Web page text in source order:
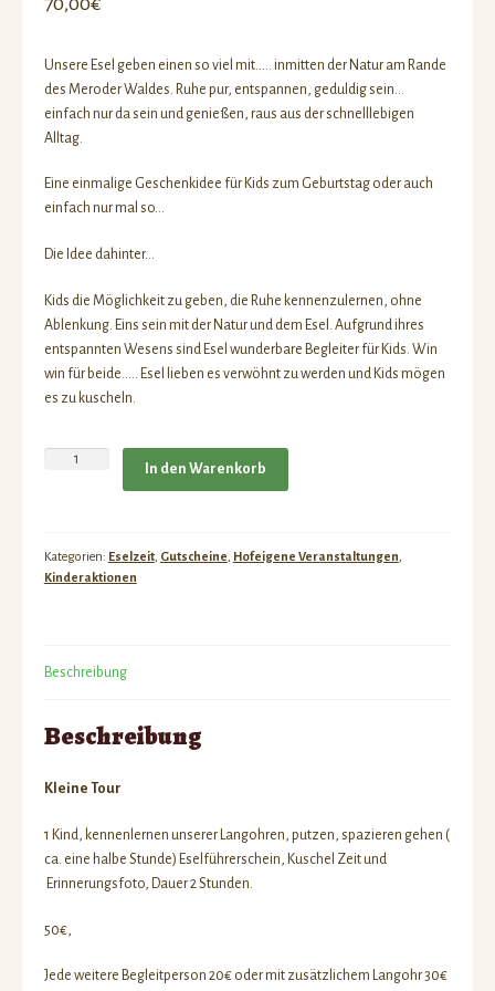
Kriegerhof
Schulobst/Schulmilch
Kontakt
Unsere Esel geben einen so viel mit….. inmitten der Natur am Rande
des Meroder Waldes. Ruhe pur, entspannen, geduldig sein…
einfach nur da sein und genießen, raus aus der schnelllebigen
Alltag.
Eine einmalige Geschenkidee für Kids zum Geburtstag oder auch
einfach nur mal so…
Die Idee dahinter…
Kids die Möglichkeit zu geben, die Ruhe kennenzulernen, ohne
Ablenkung. Eins sein mit der Natur und dem Esel. Aufgrund ihres
entspannten Wesens sind Esel wunderbare Begleiter für Kids. Win
win für beide….. Esel lieben es verwöhnt zu werden und Kids mögen
es zu kuscheln.
In den Warenkorb
Kategorien: Eselzeit, Gutscheine Hofeigene Veranstaltungen
Kinderaktionen
Beschreibung
Beschreibung
Kleine Tour
1 Kind, kennenlernen unserer Langohren, putzen, spazieren gehen (
ca. eine halbe Stunde) Eselführerschein, Kuschel Zeit und
Erinnerungsfoto, Dauer 2 Stunden.
50€,
Jede weitere Begleitperson 20€ oder mit zusätzlichem Langohr 30€